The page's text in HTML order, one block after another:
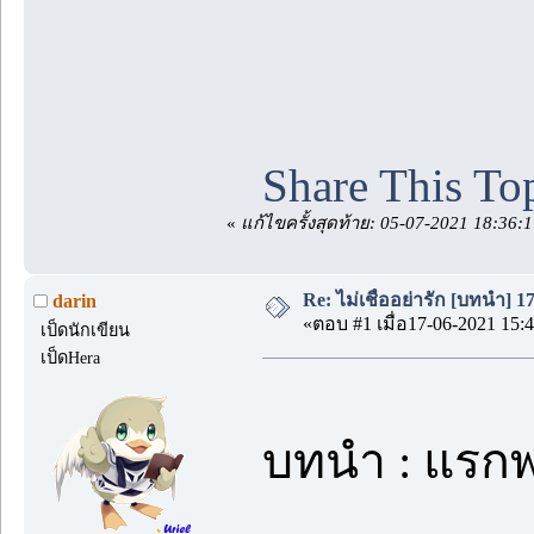
Share This
« แก้ไขครั้งสุดท้าย: 05-07-2021
darin
เป็ดนักเขียน
เป็ดHera
Re: ไม่เชื่ออย่ารัก [บทนำ]
«ตอบ #1 เมื่อ17-06-2021
บทนำ : แรก